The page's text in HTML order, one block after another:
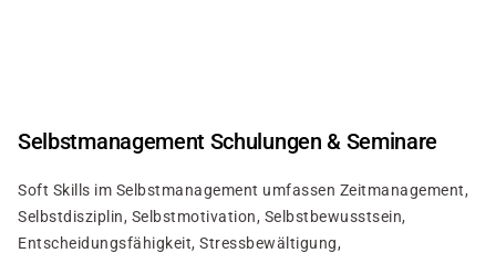
Selbstmanagement Schulungen & Seminare
Soft Skills im Selbstmanagement umfassen Zeitmanagement,
Selbstdisziplin, Selbstmotivation, Selbstbewusstsein,
Entscheidungsfähigkeit, Stressbewältigung,